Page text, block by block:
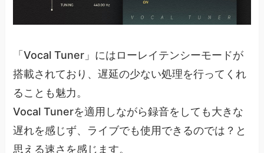
「Vocal Tuner」にはローレイテンシーモードが
搭載されており、遅延の少ない処理を行ってくれ
ることも魅力。
Vocal Tunerを適用しながら録音をしても大きな
遅れを感じず、ライブでも使用できるのでは？と
思える速さを感じます。